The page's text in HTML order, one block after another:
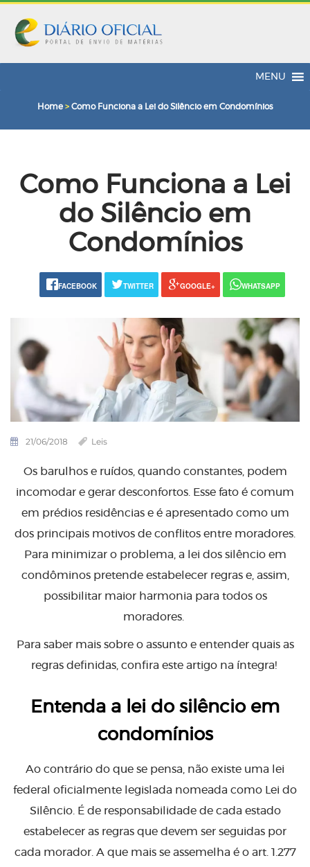
MENU
Home> Como Funciona a Lei do Silêncio em Condomínios
Como Funciona a Lei
do Silêncio em
Condomínios
FACEBOOK TWITTER GOOGLE+ WHATSAPP
21/06/2018 Leis
Os barulhos e ruídos, quando constantes, podem
incomodar e gerar desconfortos. Esse fato é comum
em prédios residências e é apresentado como um
dos principais motivos de conflitos entre moradores.
Para minimizar o problema, a lei dos silêncio em
condôminos pretende estabelecer regras e, assim,
possibilitar maior harmonia para todos os
moradores.
Para saber mais sobre o assunto e entender quais as
regras definidas, confira este artigo na íntegra!
Entenda a lei do silêncio em
condomínios
Ao contrário do que se pensa, não existe uma lei
federal oficialmente legislada nomeada como Lei do
Silêncio. É de responsabilidade de cada estado
estabelecer as regras que devem ser seguidas por
cada morador. A que mais se assemelha é o art. 1.277